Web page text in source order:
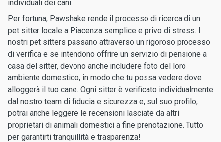
individuali dei cani.
Per fortuna, Pawshake rende il processo di ricerca di un
pet sitter locale a Piacenza semplice e privo di stress. I
nostri pet sitters passano attraverso un rigoroso processo
di verifica e se intendono offrire un servizio di pensione a
casa del sitter, devono anche includere foto del loro
ambiente domestico, in modo che tu possa vedere dove
alloggerà il tuo cane. Ogni sitter è verificato individualmente
dal nostro team di fiducia e sicurezza e, sul suo profilo,
potrai anche leggere le recensioni lasciate da altri
proprietari di animali domestici a fine prenotazione. Tutto
per garantirti tranquillità e trasparenza!